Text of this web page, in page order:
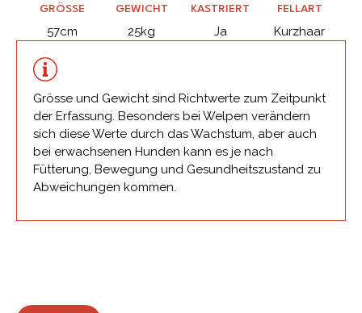
GRÖSSE
57cm
GEWICHT
25kg
KASTRIERT
Ja
FELLART
Kurzhaar
Grösse und Gewicht sind Richtwerte zum Zeitpunkt
der Erfassung. Besonders bei Welpen verändern
sich diese Werte durch das Wachstum, aber auch
bei erwachsenen Hunden kann es je nach
Fütterung, Bewegung und Gesundheitszustand zu
Abweichungen kommen.